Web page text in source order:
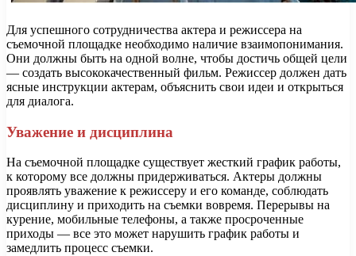
Для успешного сотрудничества актера и режиссера на
съемочной площадке необходимо наличие взаимопонимания.
Они должны быть на одной волне, чтобы достичь общей цели
— создать высококачественный фильм. Режиссер должен дать
ясные инструкции актерам, объяснить свои идеи и открыться
для диалога.
Уважение и дисциплина
На съемочной площадке существует жесткий график работы,
к которому все должны придерживаться. Актеры должны
проявлять уважение к режиссеру и его команде, соблюдать
дисциплину и приходить на съемки вовремя. Перерывы на
курение, мобильные телефоны, а также просроченные
приходы — все это может нарушить график работы и
замедлить процесс съемки.